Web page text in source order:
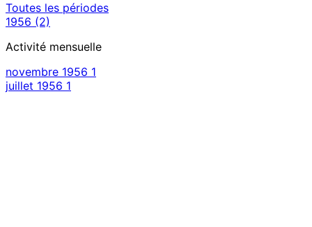
Toutes les périodes
1956 (2)
Activité mensuelle
novembre 1956 1
juillet 1956 1